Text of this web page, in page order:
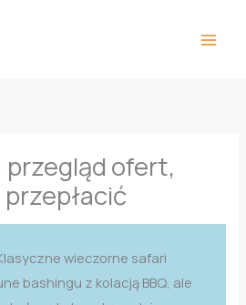
przegląd ofert,
wieczorne safari
bashingu z kolacją BBQ, ale